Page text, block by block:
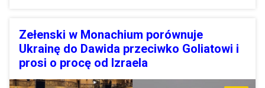
Zełenski w Monachium porównuje
Ukrainę do Dawida przeciwko Goliatowi i
prosi o procę od Izraela